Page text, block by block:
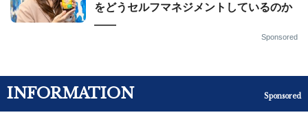
をどうセルフマネジメントしているのか
——
Sponsored
INFORMATION Sponsored